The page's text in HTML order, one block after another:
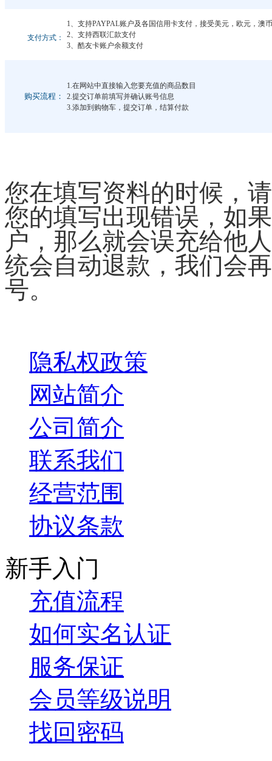
支付方式：
1、支持PAYPAL账户及各国信用卡支付，接受美元，欧元，澳
2、支持西联汇款支付
3、酷友卡账户余额支付
购买流程：
1.在网站中直接输入您要充值的商品数目
2.提交订单前填写并确认账号信息
3.添加到购物车，提交订单，结算付款
您在填写资料的时候，
您的填写出现错误，如
户，那么就会误充给他
统会自动退款，我们会
号。
隐私权政策
网站简介
公司简介
联系我们
经营范围
协议条款
新手入门
充值流程
如何实名认证
服务保证
会员等级说明
找回密码